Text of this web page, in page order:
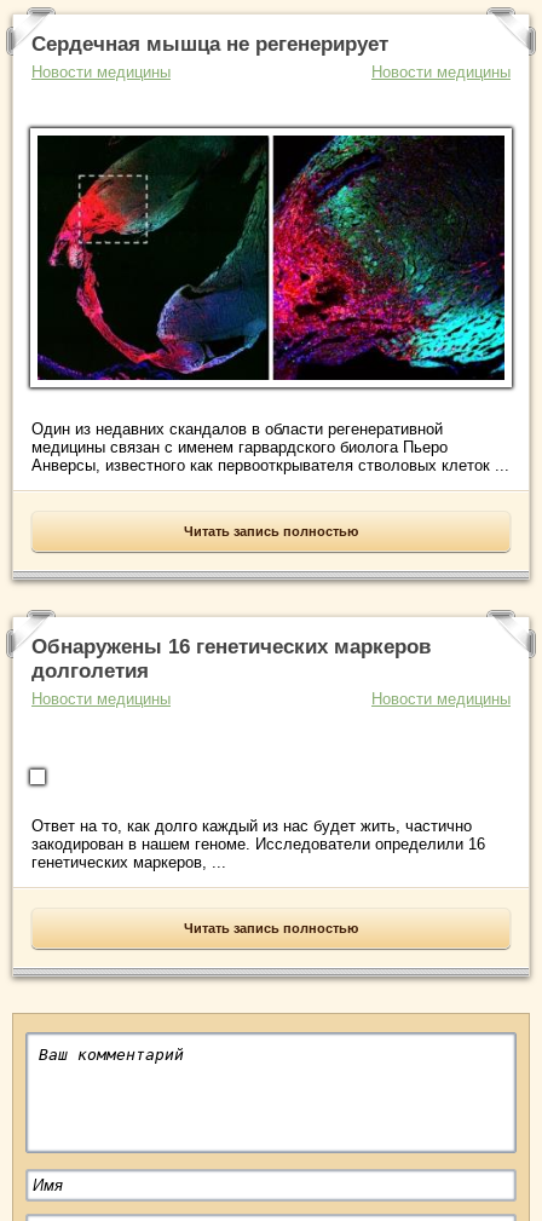
Сердечная мышца не регенерирует
Новости медицины Новости медицины
Один из недавних скандалов в области регенеративной
медицины связан с именем гарвардского биолога Пьеро
Анверсы, известного как первооткрывателя стволовых клеток ...
Читать запись полностью
Обнаружены 16 генетических маркеров
долголетия
Новости медицины Новости медицины
Ответ на то, как долго каждый из нас будет жить, частично
закодирован в нашем геноме. Исследователи определили 16
генетических маркеров, ...
Читать запись полностью